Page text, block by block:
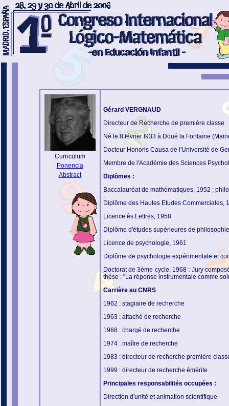
Curriculum
Ponencia
Abstract
Gérard VERGNAUD
Directeur de Recherche de première classe
Né le 8 février l933 à Doué la Fontaine
Docteur Honoris Causa de l'Université de
Membre de l'Académie des Sciences
Diplômes :
Baccalauréat de mathématiques, 1952 ;
Diplôme des Hautes Etudes Commerciales,
Licence ès Lettres, 1958
Diplôme d'études supérieures de
Licence de psychologie, 1961
Diplôme de psychologie expérimentale et
Doctorat de 3ème cycle, 1968 : Jury
thèse : "La réponse instrumentale comme
Carrière au CNRS
1962 : stagiaire de recherche
1963 : attaché de recherche
1968 : chargé de recherche
1974 : maître de recherche
1983 : directeur de recherche première
1999 : directeur de recherche émérite
Principales responsabilités occupées :
Direction d'unité et animation scientifique